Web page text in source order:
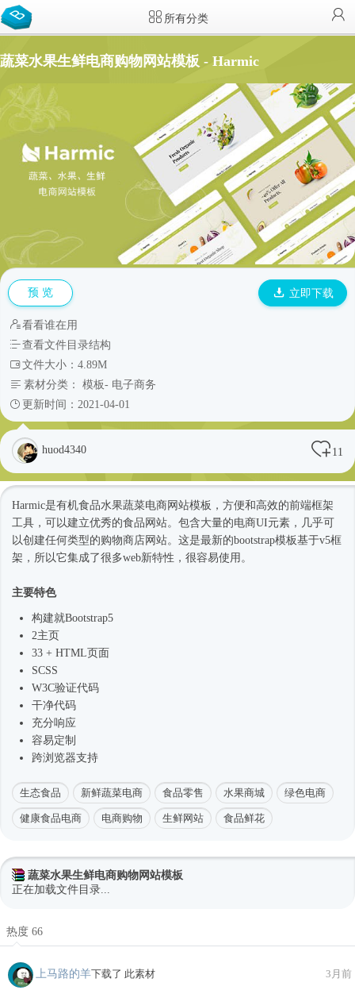
所有分类
蔬菜水果生鲜电商购物网站模板 - Harmic
预 览 立即下载
看看谁在用
查看文件目录结构
文件大小：4.89M
素材分类： 模板- 电子商务
更新时间：2021-04-01
huod4340 11
Harmic是有机食品水果蔬菜电商网站模板 ，方便和高效的前端框架
工具，可以建立优秀的食品网站。包含大量的电商UI元素，几乎可
以创建任何类型的购物商店网站。这是最新的bootstrap模板基于v5框
架，所以它集成了很多web新特性，很容易使用。
主要特色
构建就Bootstrap5
2主页
33 + HTML页面
SCSS
W3C验证代码
干净代码
充分响应
容易定制
跨浏览器支持
生态食品 新鲜蔬菜电商 食品零售 水果商城 绿色电商
健康食品电商 电商购物 生鲜网站 食品鲜花
蔬菜水果生鲜电商购物网站模板
正在加载文件目录...
热度 66
上马路的羊下载了 此素材 3月前